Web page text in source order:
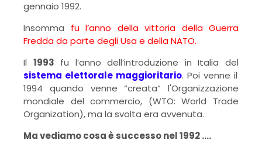
gennaio 1992.
Insomma fu l’anno della vittoria della Guerra
Fredda da parte degli Usa e della NATO.
Il 1993 fu l’anno dell’introduzione in Italia del
sistema elettorale maggioritario. Poi venne il
1994 quando venne “creata“ l'Organizzazione
mondiale del commercio, (WTO: World Trade
Organization), ma la svolta era avvenuta.
Ma vediamo cosa è successo nel 1992 ….